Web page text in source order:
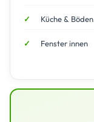
Küche & Böden
Fenster innen